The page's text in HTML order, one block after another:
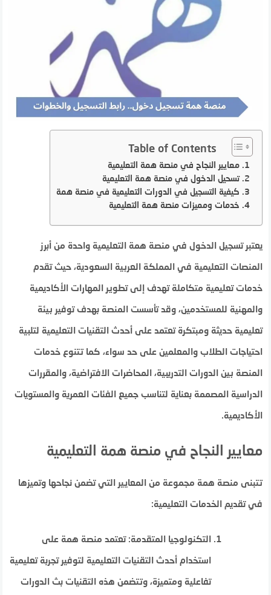
Table of Contents
معايير النجاح في منصة همة التعليمية
تسحيل الدخول في منصة همة التعليمية
كيفية التسجيل في الدورات التعليمية في منصة همة
خدمات ومميزات منصة همة التعليمية
يعتبر تسجيل الدخول في منصة همة التعليمية واحدة من أبرز
المنصات التعليمية في المملكة العربية السعودية، حيث تقدم
خدمات تعليمية متكاملة تهدف إلى تطوير المهارات الأكاديمية
والمهنية للمستخدمين، وقد تأسست المنصة بهدف توفير بيئة
تعليمية حديثة ومبتكرة تعتمد على أحدث التقنيات التعليمية لتلبية
احتياجات الطلاب والمعلمين على حد سواء، كما تتنوع خدمات
المنصة بين الدورات التدريبية، المحاضرات الافتراضية، والمقررات
الدراسية المصممة بعناية لتناسب جميع الفئات العمرية والمستويات
الأكاديمية.
معايير النجاح في منصة همة التعليمية
تتبنى منصة همة مجموعة من المعايير التي تضمن نجاحها وتميزها
في تقديم الخدمات التعليمية:
التكنولوجيا المتقدمة: تعتمد منصة همة على
استخدام أحدث التقنيات التعليمية لتوفير تجربة تعليمية
تفاعلية ومتميزة، وتتضمن هذه التقنيات بث الدورات